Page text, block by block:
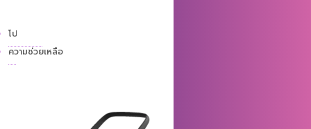
โปรโมชั่น
ความช่วยเหลือ